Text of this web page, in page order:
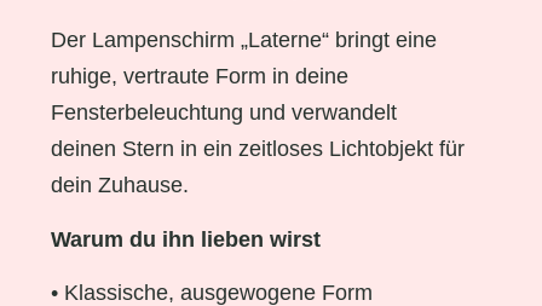
Der Lampenschirm „Laterne“ bringt eine
ruhige, vertraute Form in deine
Fensterbeleuchtung und verwandelt
deinen Stern in ein zeitloses Lichtobjekt für
dein Zuhause.
Warum du ihn lieben wirst
• Klassische, ausgewogene Form